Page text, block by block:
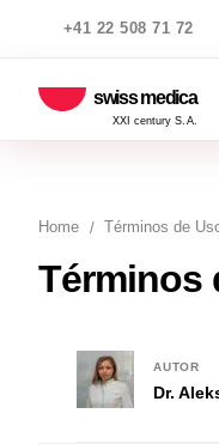
+41 22 508 71 72
swiss medica
XXI century S.A.
Home Términos de
Términos
Dr.
AUTOR